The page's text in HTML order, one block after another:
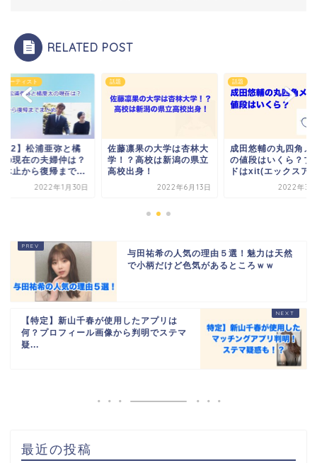
RELATED POST
アーティスト
】松浦亜弥と橘
の現在の夫婦仲は？
休止から復帰まで...
2022年1月30日
話題
佐藤凛果の大学は杏林大
学！？高校は新潟の県立
高校出身！
2022年6月13日
話題
成田悠輔の丸四角メ
の値段はいくら？ブ
ドはxit(エックスア
2022年3
与田祐希の人気の理由５選！魅力は天然
で小柄だけど色気があるところｗｗ
【特定】新山千春が使用したアプリは
何？プロフィール画像から判明でステマ
疑...
最近の投稿